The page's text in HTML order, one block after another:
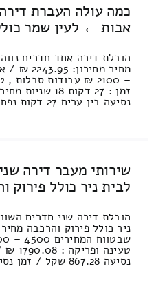
כמה עולה העברת
אבות ← לעין שמר
הובלת דירה אחד חדרים
נסיעה בין ערים 27 דקות נפח כללי: [...]
שירותי מעבר דירה
לבית ניר כולל פירוק
הובלת דירה שני חדרים
נסיעה 867.28 שקל / זמן נסיעה בין ערים [...]